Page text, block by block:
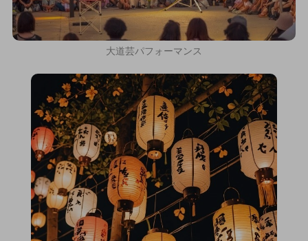
大道芸パフォーマンス